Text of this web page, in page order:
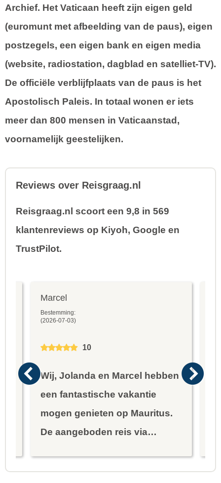
Archief. Het Vaticaan heeft zijn eigen geld
(euromunt met afbeelding van de paus), eigen
postzegels, een eigen bank en eigen media
(website, radiostation, dagblad en satelliet-TV).
De officiële verblijfplaats van de paus is het
Apostolisch Paleis. In totaal wonen er iets
meer dan 800 mensen in Vaticaanstad,
voornamelijk geestelijken.
Reviews over Reisgraag.nl
Reisgraag.nl scoort een 9,8 in 569
klantenreviews op Kiyoh, Google en
TrustPilot.
Marcel
Bestemming:
(2026-07-03)
10
Wij, Jolanda en Marcel hebben
een fantastische vakantie
mogen genieten op Mauritus.
De aangeboden reis via
uitgebalanceerd om alle mooie